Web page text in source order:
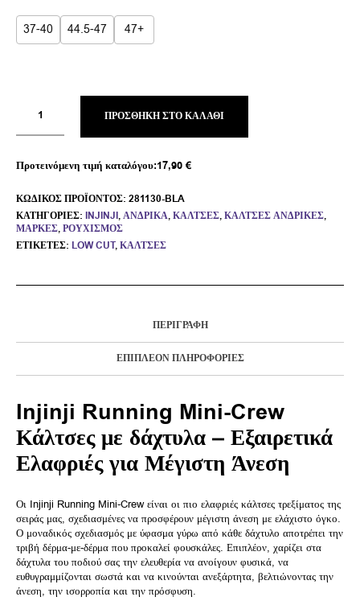
37-40 44.5-47 47+
ΠΡΟΣΘΉΚΗ ΣΤΟ ΚΑΛΆΘΙ
Προτεινόμενη τιμή καταλόγου:17,90€
ΚΩΔΙΚΌΣ ΠΡΟΪΌΝΤΟΣ: 281130-BLA
ΚΑΤΗΓΟΡΊΕΣ: INJINJI,ΑΝΔΡΙΚΆ,ΚΆΛΤΣΕΣ,ΚΆΛΤΣΕΣ ΑΝΔΡΙΚΈΣ,
ΜΆΡΚΕΣ,ΡΟΥΧΙΣΜΌΣ
ΕΤΙΚΈΤΕΣ: LOW CUT,ΚΆΛΤΣΕΣ
ΠΕΡΙΓΡΑΦΉ
ΕΠΙΠΛΈΟΝ ΠΛΗΡΟΦΟΡΊΕΣ
Injinji Running Mini-Crew
Κάλτσες με δάχτυλα – Εξαιρετικά
Ελαφριές για Μέγιστη Άνεση
Οι Injinji Running Mini-Crew είναι οι πιο ελαφριές κάλτσες τρεξίματος της
σειράς μας, σχεδιασμένες να προσφέρουν μέγιστη άνεση με ελάχιστο όγκο.
Ο μοναδικός σχεδιασμός με ύφασμα γύρω από κάθε δάχτυλο αποτρέπει την
τριβή δέρμα-με-δέρμα που προκαλεί φουσκάλες. Επιπλέον, χαρίζει στα
δάχτυλα του ποδιού σας την ελευθερία να ανοίγουν φυσικά, να
ευθυγραμμίζονται σωστά και να κινούνται ανεξάρτητα, βελτιώνοντας την
άνεση, την ισορροπία και την πρόσφυση.